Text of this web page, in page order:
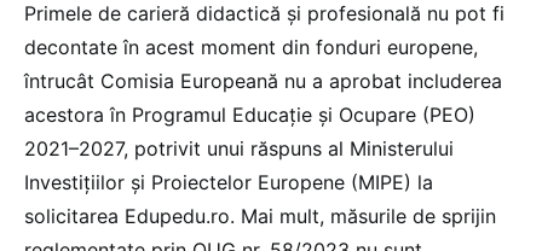
Primele de carieră didactică și profesională nu pot fi
decontate în acest moment din fonduri europene,
întrucât Comisia Europeană nu a aprobat includerea
acestora în Programul Educație și Ocupare (PEO)
2021–2027, potrivit unui răspuns al Ministerului
Investițiilor și Proiectelor Europene (MIPE) la
solicitarea Edupedu.ro. Mai mult, măsurile de sprijin